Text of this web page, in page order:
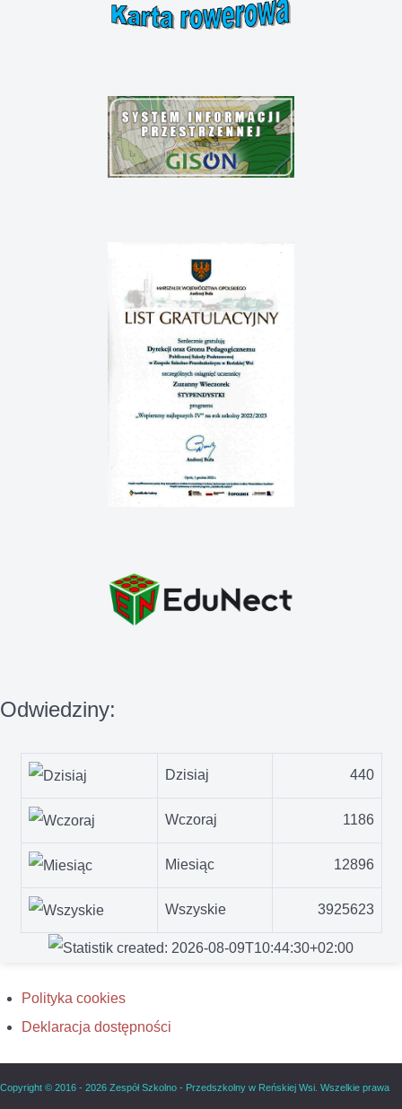
Odwiedziny:
Dzisiaj 440
Wczoraj 1186
Miesiąc 12896
Wszyskie 3925623
Polityka cookies
Deklaracja dostępności
Copyright © 2016 - 2026 Zespół Szkolno - Przedszkolny w Reńskiej Wsi. Wszelkie prawa